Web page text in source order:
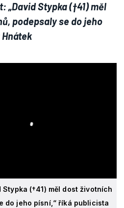
„David Stypka (†41) měl
podepsaly se do jeho
Stypka (†41) měl dost životních
do jeho písní,“ říká publicista